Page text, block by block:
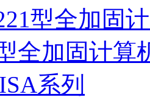
型全加固
全加固计算
系列